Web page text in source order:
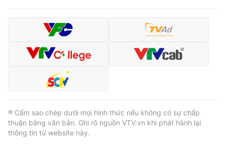
® Cấm sao chép dưới mọi hình thức nếu không có sự chấp
thuận bằng văn bản. Ghi rõ nguồn VTV.vn khi phát hành lại
thông tin từ website này.